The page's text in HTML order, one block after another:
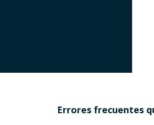
Errores frecuentes